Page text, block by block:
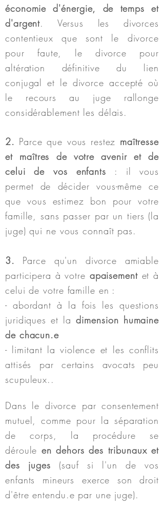
économie d'énergie, de temps et
d'argent.
Versus les divorces
contentieux que sont le divorce
pour faute, le divorce pour
altération définitive du lien
conjugal et le divorce accepté où
le recours au juge rallonge
considérablement les délais.
2. Parce que vous restez maîtresse
et maîtres de votre avenir et de
celui de vos enfants : il vous
permet de décider vous-même ce
que vous estimez bon pour votre
famille, sans passer par un tiers (la
juge) qui ne vous connaît pas.
3. Parce qu'un divorce amiable
participera à votre apaisement et à
celui de votre famille en :
- abordant à la fois les questions
juridiques et la dimension humaine
de chacun.e
- limitant la violence et les conflits
attisés par certains avocats peu
scupuleux..
Dans le divorce par consentement
mutuel, comme pour la séparation
de corps, la procédure se
déroule en dehors des tribunaux et
des juges (sauf si l'un de vos
enfants mineurs exerce son droit
d'être entendu.e par une juge).